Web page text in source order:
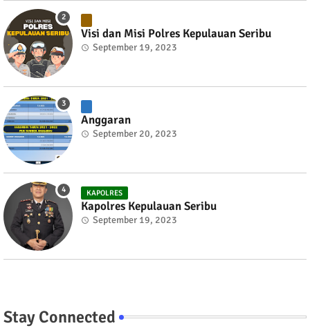
Visi dan Misi Polres Kepulauan Seribu
September 19, 2023
Anggaran
September 20, 2023
KAPOLRES
Kapolres Kepulauan Seribu
September 19, 2023
Stay Connected